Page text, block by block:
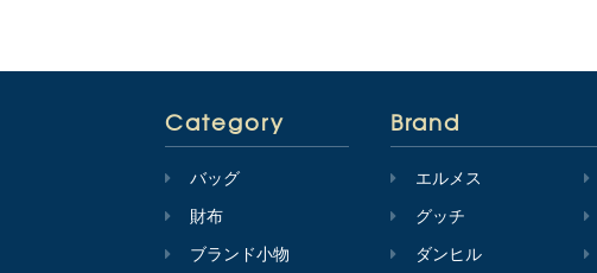
Brand
エルメス
グッチ
ダンヒル
Category
バッグ
財布
ブランド小物